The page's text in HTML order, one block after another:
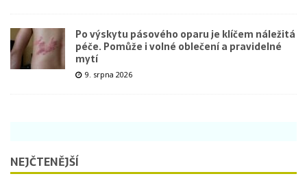
Po výskytu pásového oparu je klíčem náležitá
péče. Pomůže i volné oblečení a pravidelné
mytí
9. srpna 2026
NEJČTENĚJŠÍ